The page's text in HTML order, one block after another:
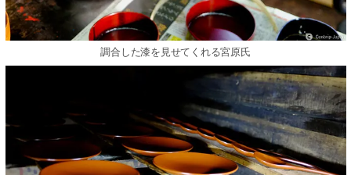
調合した漆を見せてくれる宮原氏